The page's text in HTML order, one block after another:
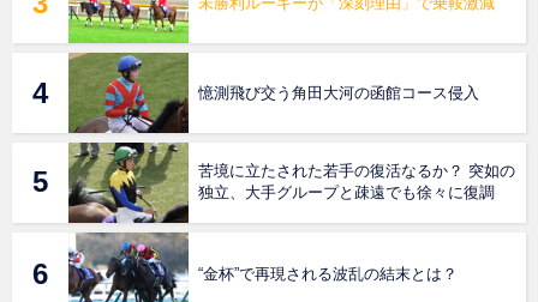
憶測飛び交う角田大河の函館コース侵入
苦境に立たされた若手の復活なるか？ 突如の
独立、大手グループと疎遠でも徐々に復調
“金杯”で再現される波乱の結末とは？